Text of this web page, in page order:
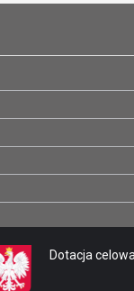
Dotacja